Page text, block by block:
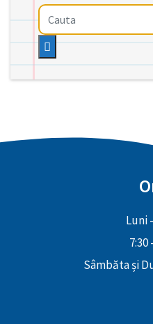
Luni
7:30
Sâmbăta și